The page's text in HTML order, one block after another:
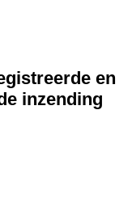
en
inzending